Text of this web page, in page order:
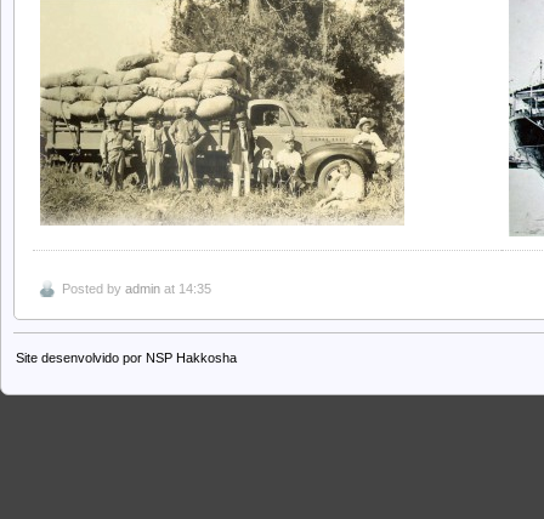
Posted by admin at 14:35
Site desenvolvido por NSP Hakkosha